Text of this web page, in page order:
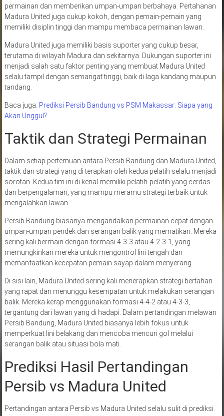
permainan dan memberikan umpan-umpan berbahaya. Pertahanan
Madura United juga cukup kokoh, dengan pemain-pemain yang
memiliki disiplin tinggi dan mampu membaca permainan lawan.
Madura United juga memiliki basis suporter yang cukup besar,
terutama di wilayah Madura dan sekitarnya. Dukungan suporter ini
menjadi salah satu faktor penting yang membuat Madura United
selalu tampil dengan semangat tinggi, baik di laga kandang maupun
tandang.
Baca juga: Prediksi Persib Bandung vs PSM Makassar: Siapa yang
Akan Unggul?
Taktik dan Strategi Permainan
Dalam setiap pertemuan antara Persib Bandung dan Madura United,
taktik dan strategi yang di terapkan oleh kedua pelatih selalu menjadi
sorotan. Kedua tim ini di kenal memiliki pelatih-pelatih yang cerdas
dan berpengalaman, yang mampu meramu strategi terbaik untuk
mengalahkan lawan.
Persib Bandung biasanya mengandalkan permainan cepat dengan
umpan-umpan pendek dan serangan balik yang mematikan. Mereka
sering kali bermain dengan formasi 4-3-3 atau 4-2-3-1, yang
memungkinkan mereka untuk mengontrol lini tengah dan
memanfaatkan kecepatan pemain sayap dalam menyerang.
Di sisi lain, Madura United sering kali menerapkan strategi bertahan
yang rapat dan menunggu kesempatan untuk melakukan serangan
balik. Mereka kerap menggunakan formasi 4-4-2 atau 4-3-3,
tergantung dari lawan yang di hadapi. Dalam pertandingan melawan
Persib Bandung, Madura United biasanya lebih fokus untuk
memperkuat lini belakang dan mencoba mencuri gol melalui
serangan balik atau situasi bola mati.
Prediksi Hasil Pertandingan
Persib vs Madura United
Pertandingan antara Persib vs Madura United selalu sulit di prediksi.